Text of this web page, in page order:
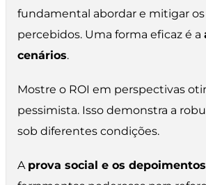
fundamental abordar e mitigar os
percebidos. Uma forma eficaz é a
cenários.
Mostre o ROI em perspectivas
pessimista. Isso demonstra a
sob diferentes condições.
A prova social e os depoimentos